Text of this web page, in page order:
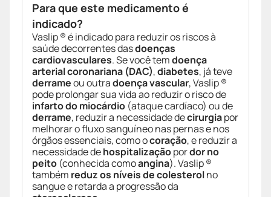
Para que este medicamento é
indicado?
Vaslip ® é indicado para reduzir os riscos à
saúde decorrentes dasdoenças
cardiovasculares. Se você temdoença
arterial coronariana (DAC),diabetes, já teve
derrameou outradoença vascular, Vaslip ®
pode prolongar sua vida ao reduzir o risco de
infarto do miocárdio (ataque cardíaco) ou de
derrame, reduzir a necessidade decirurgiapor
melhorar o fluxo sanguíneo nas pernas e nos
órgãos essenciais, como ocoração, e reduzir a
necessidade dehospitalizaçãopordor no
peito (conhecida comoangina). Vaslip ®
também reduz os níveis de colesterolno
sangue e retarda a progressão da